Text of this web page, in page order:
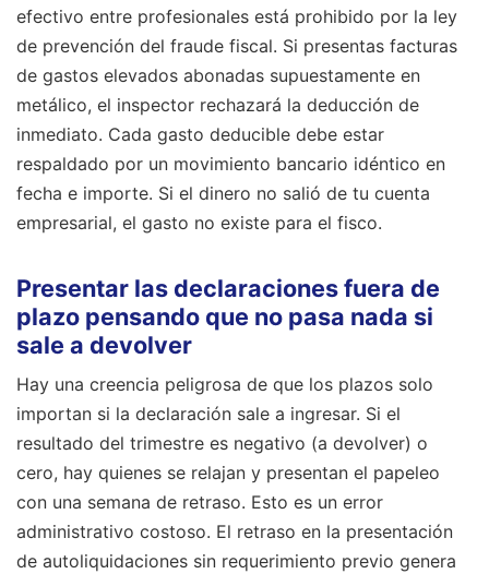
efectivo entre profesionales está prohibido por la ley
de prevención del fraude fiscal. Si presentas facturas
de gastos elevados abonadas supuestamente en
metálico, el inspector rechazará la deducción de
inmediato. Cada gasto deducible debe estar
respaldado por un movimiento bancario idéntico en
fecha e importe. Si el dinero no salió de tu cuenta
empresarial, el gasto no existe para el fisco.
Presentar las declaraciones fuera de
plazo pensando que no pasa nada si
sale a devolver
Hay una creencia peligrosa de que los plazos solo
importan si la declaración sale a ingresar. Si el
resultado del trimestre es negativo (a devolver) o
cero, hay quienes se relajan y presentan el papeleo
con una semana de retraso. Esto es un error
administrativo costoso. El retraso en la presentación
de autoliquidaciones sin requerimiento previo genera